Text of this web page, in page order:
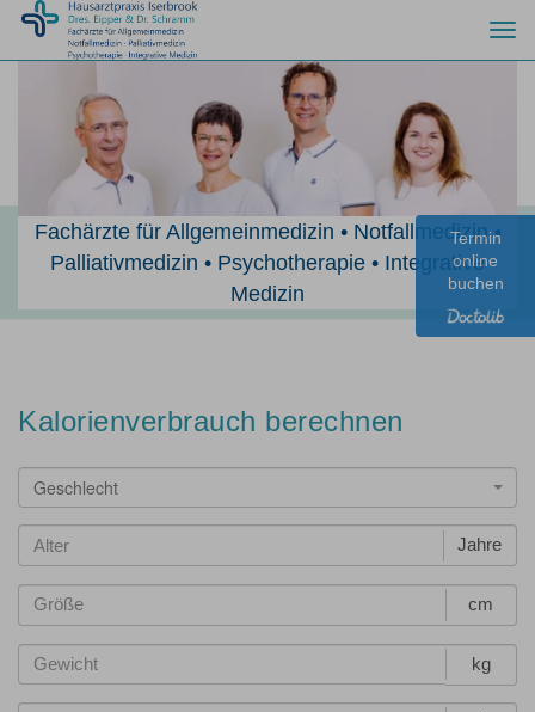
Fachärzte für Allgemeinmedizin • Notfallmedizin •
Palliativmedizin • Psychotherapie • Integrative
Medizin
Kalorienverbrauch berechnen
Geschlecht
Jahre
cm
kg
Termin
online
buchen